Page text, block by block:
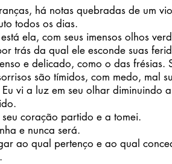
há notas quebradas de um
todos os dias.
ela, com seus imensos olhos
da qual ele esconde suas
e delicado, como o das frésias.
são tímidos, com medo, mal
vi a luz em seu olhar diminuindo
coração partido e a tomei.
e nunca será.
ao qual pertenço e ao qual